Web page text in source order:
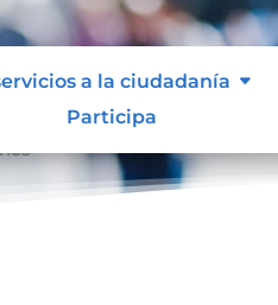
a la ciudadanía
Participa